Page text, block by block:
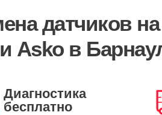
датчиковна
Asko в
Диагностика
бесплатно